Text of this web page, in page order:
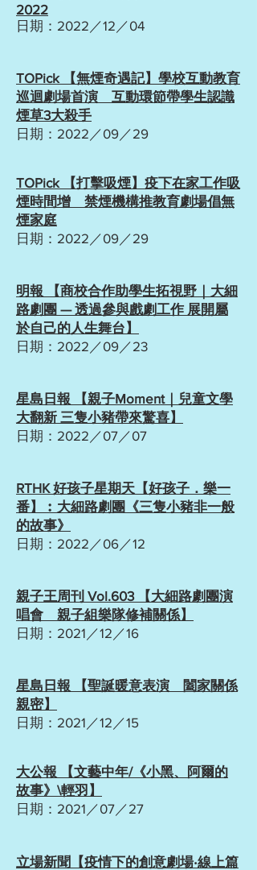
2022
日期：2022／12／04
TOPick
【無煙奇遇記】學校互動教育
巡迴劇場首演 互動環節帶學生認識
煙草3大殺手
日期：2022／09 ／29
TOPick 【打擊吸煙】疫下在家工作吸
煙時間增 禁煙機構推教育劇場倡無
煙家庭
日期：2022／09／29
明報
【商校合作助學生拓視野｜大細
路劇團 — 透過參與戲劇工作 展開屬
於自己的人生舞台】
日期：2022／09 ／23
星島日報 【親子Moment｜兒童文學
大翻新 三隻小豬帶來驚喜】
日期：2022／07／07
RTHK 好孩子星期天【好孩子．樂一
番】︰大細路劇團《三隻小豬非一般
的故事》
日期：2022／06／12
親子王周刊 Vol.603 【大細路劇團演
唱會 親子組樂隊修補關係】
日期：2021／12／16
星島日報 【聖誕暖意表演 闔家關係
親密】
日期：2021／12／15
大公報 【文藝中年/《小黑、阿爾的
故事》\輕羽】
日期：2021／07／27
立場新聞
【疫情下的創意劇場‧線上篇